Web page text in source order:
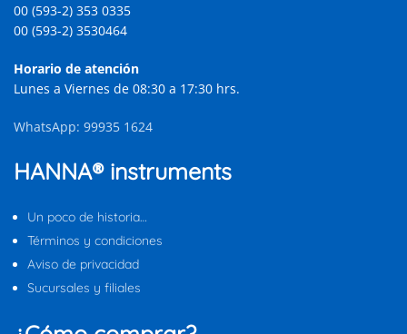
00 (593-2) 353 0335
00 (593-2) 3530464
Horario de atención
Lunes a Viernes de 08:30 a 17:30 hrs.
WhatsApp: 99935 1624
HANNA® instruments
Un poco de historia…
Términos y condiciones
Aviso de privacidad
Sucursales y filiales